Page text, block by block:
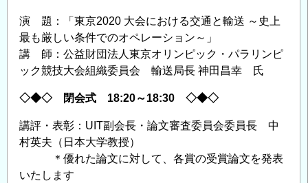
演 題：「東京2020 大会における交通と輸送 ～史上
最も厳しい条件でのオペレーション～」
講 師：公益財団法人東京オリンピック・パラリンピ
ック競技大会組織委員会 輸送局長 神田昌幸 氏
◇◆◇ 閉会式 18:20～18:30 ◇◆◇
講評・表彰：UIT副会長・論文審査委員会委員長 中
村英夫（日本大学教授）
＊優れた論文に対して、各賞の受賞論文を発表
いたします